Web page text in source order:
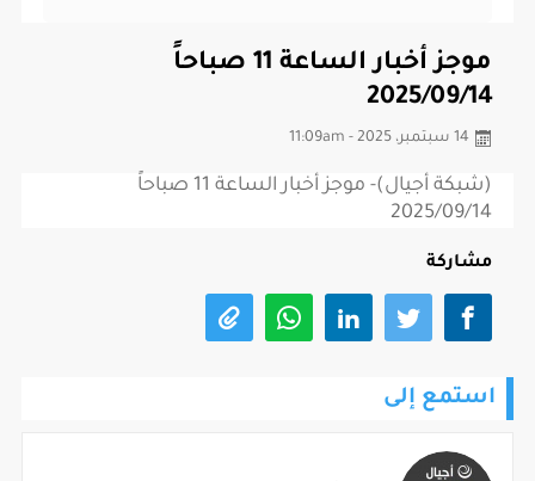
موجز أخبار الساعة 11 صباحاً
2025/09/14
14 سبتمبر، 2025 - 11:09am
(شبكة أجيال)- موجز أخبار الساعة 11 صباحاً
2025/09/14
مشاركة
استمع إلى